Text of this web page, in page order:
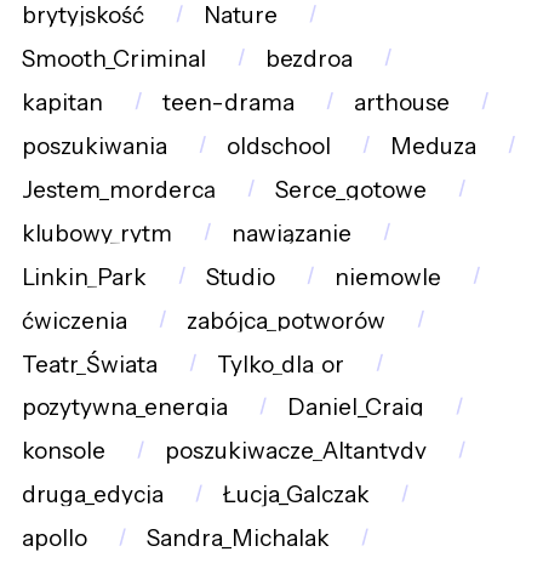
brytyjskość
Nature
Smooth_Criminal
bezdroa
kapitan
teen-drama
arthouse
poszukiwania
oldschool
Meduza
Jestem_mordercą
Serce_gotowe
klubowy_rytm
nawiązanie
Linkin_Park
Studio
niemowlę
ćwiczenia
zabójca_potworów
Teatr_Świata
Tylko_dla_or
pozytywna_energia
Daniel_Craig
konsole
poszukiwacze_Altantydy
druga_edycja
Łucja_Galczak
apollo
Sandra_Michalak